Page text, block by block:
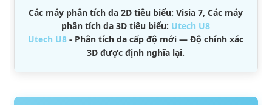
Các máy phân tích da 2D tiêu biểu: Visia 7, Các máy
phân tích da 3D tiêu biểu: Utech U8
Utech U8 - Phân tích da cấp độ mới — Độ chính xác
3D được định nghĩa lại.